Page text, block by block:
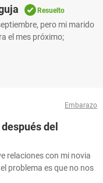
Resuelto
pero mi marido
el mes próximo;
Embarazo
del
relaciones con mi novia
problema es que no nos